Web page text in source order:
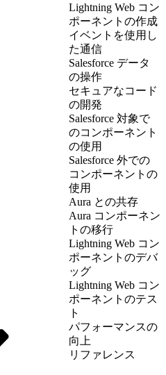
Lightning Web コン
ポーネントの作成
イベントを使用し
た通信
Salesforce データ
の操作
セキュアなコード
の開発
Salesforce 対象で
のコンポーネント
の使用
Salesforce 外での
コンポーネントの
使用
Aura との共存
Aura コンポーネン
トの移行
Lightning Web コン
ポーネントのデバ
ッグ
Lightning Web コン
ポーネントのテス
ト
パフォーマンスの
向上
リファレンス